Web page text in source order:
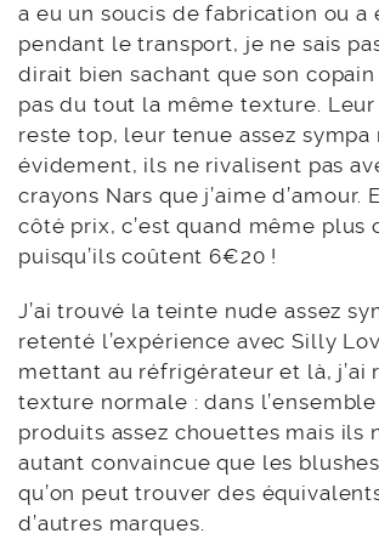
a eu un soucis de fabrication ou a
pendant le transport, je ne sais
dirait bien sachant que son copain
pas du tout la même texture.
reste top, leur tenue assez sympa
évidement, ils ne rivalisent pas
crayons Nars que j’aime d’amour.
côté prix, c’est quand même plus
puisqu’ils coûtent 6€20 !
J’ai trouvé la teinte nude assez
retenté l’expérience avec Silly
mettant au réfrigérateur et là, j’ai
texture normale : dans
produits assez chouettes mais ils
autant convaincue que les
qu’on peut trouver des
d’autres marques.